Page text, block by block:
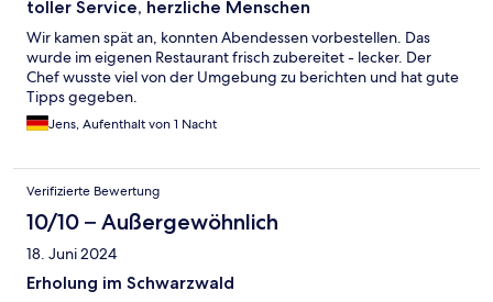
toller Service, herzliche Menschen
Wir kamen spät an, konnten Abendessen vorbestellen. Das
wurde im eigenen Restaurant frisch zubereitet - lecker. Der
Chef wusste viel von der Umgebung zu berichten und hat gute
Tipps gegeben.
Jens, Aufenthalt von 1 Nacht
Verifizierte Bewertung
10/10 – Außergewöhnlich
18. Juni 2024
Erholung im Schwarzwald